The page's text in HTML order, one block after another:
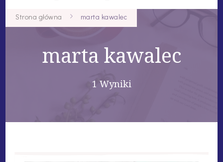
Strona główna marta kawalec
marta kawalec
1 Wyniki